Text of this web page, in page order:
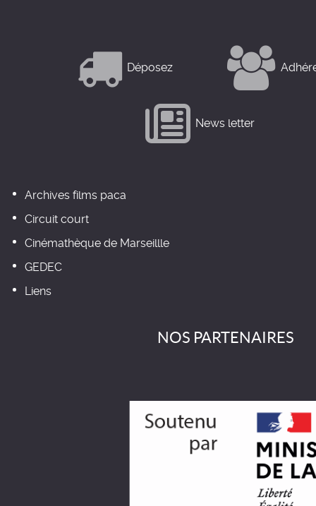
Déposez
News letter
Archives films paca
Circuit court
Cinémathèque de Marseillle
GEDEC
Liens
NOS PARTENAIRES